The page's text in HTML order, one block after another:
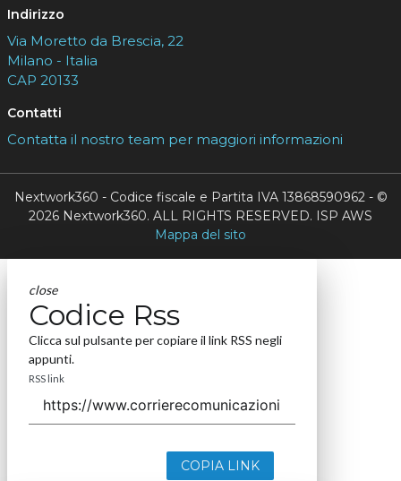
Indirizzo
Via Moretto da Brescia, 22
Milano - Italia
CAP 20133
Contatti
Contatta il nostro team per maggiori informazioni
Nextwork360 - Codice fiscale e Partita IVA 13868590962 - ©
2026 Nextwork360. ALL RIGHTS RESERVED. ISP AWS
Mappa del sito
close
Codice Rss
Clicca sul pulsante per copiare il link RSS negli
appunti.
RSS link
COPIA LINK